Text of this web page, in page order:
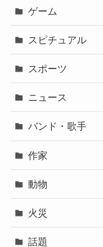
ゲーム
スピチュアル
スポーツ
ニュース
バンド・歌手
作家
動物
火災
話題